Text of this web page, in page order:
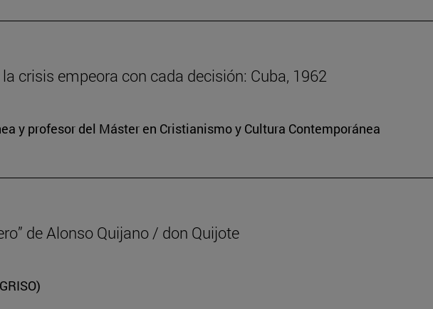
crisis empeora con cada decisión: Cuba, 1962
y profesor del Máster en Cristianismo y Cultura Contemporánea
de Alonso Quijano / don Quijote